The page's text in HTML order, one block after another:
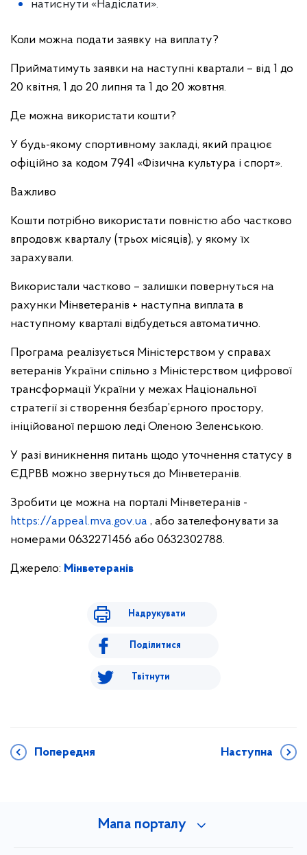
натиснути «Надіслати».
Коли можна подати заявку на виплату?
Прийматимуть заявки на наступні квартали – від 1 до
20 квітня, 1 до 20 липня та 1 до 20 жовтня.
Де можна використати кошти?
У будь-якому спортивному закладі, який працює
офіційно за кодом 7941 «Фізична культура і спорт».
Важливо
Кошти потрібно використати повністю або частково
впродовж кварталу (трьох місяців), у якому їх
зарахували.
Використали частково – залишки повернуться на
рахунки Мінветеранів + наступна виплата в
наступному кварталі відбудеться автоматично.
Програма реалізується Міністерством у справах
ветеранів України спільно з Міністерством цифрової
трансформації України у межах Національної
стратегії зі створення безбар’єрного простору,
ініційованої першою леді Оленою Зеленською.
У разі виникнення питань щодо уточнення статусу в
ЄДРВВ можно звернуться до Мінветеранів.
Зробити це можна на порталі Мінветеранів -
https://appeal.mva.gov.ua , або зателефонувати за
номерами 0632271456 або 0632302788.
Джерело: Мінветеранів
Надрукувати
Поділитися
Твітнути
Попередня Наступна
Мапа порталу